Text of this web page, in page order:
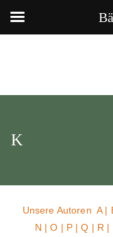
K
Unsere AutorenA|
N |O | P|Q | R |